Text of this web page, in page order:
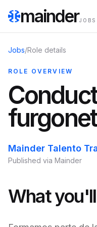
mainderJOBS
Jobs/Role details
ROLE OVERVIEW
Mainder Talento
Published via Mainder
What